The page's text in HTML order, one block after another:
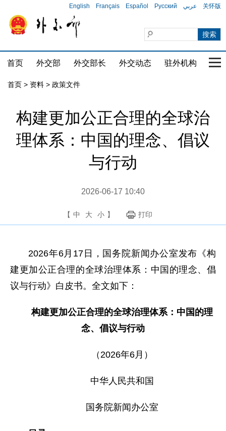
English Français Español Русский عربي 关怀版
首页 外交部 外交部长 外交动态 驻外机构 国
首页 > 资料 > 政策文件
构建更加公正合理的全球治
理体系：中国的理念、倡议
与行动
2026-06-17 10:40
【 中 大 小 】 打印
2026年6月17日，国务院新闻办公室发布《构
建更加公正合理的全球治理体系：中国的理念、倡
议与行动》白皮书。全文如下：
构建更加公正合理的全球治理体系：中国的理
念、倡议与行动
（2026年6月）
中华人民共和国
国务院新闻办公室